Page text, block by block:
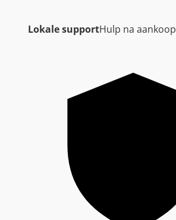
Lokale supportHulp na aankoop